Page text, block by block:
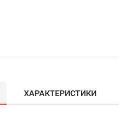
ХАРАКТЕРИСТИКИ